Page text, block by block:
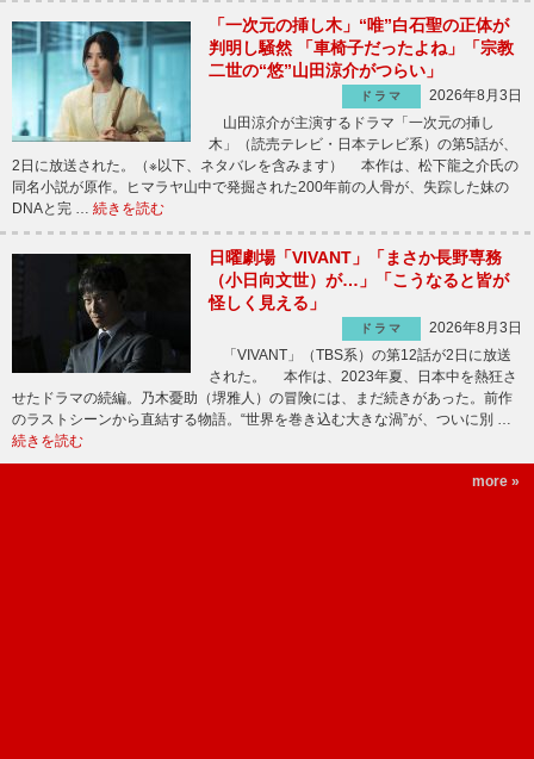
「一次元の挿し木」“唯”白石聖の正体が
判明し騒然 「車椅子だったよね」「宗教
二世の“悠”山田涼介がつらい」
ドラマ
2026年8月3日
山田涼介が主演するドラマ「一次元の挿し
木」（読売テレビ・日本テレビ系）の第5話が、
2日に放送された。（※以下、ネタバレを含みます） 本作は、松下龍之介氏の
同名小説が原作。ヒマラヤ山中で発掘された200年前の人骨が、失踪した妹の
DNAと完 … 続きを読む
日曜劇場「VIVANT」「まさか長野専務
（小日向文世）が…」「こうなると皆が
怪しく見える」
ドラマ
2026年8月3日
「VIVANT」（TBS系）の第12話が2日に放送
された。 本作は、2023年夏、日本中を熱狂さ
せたドラマの続編。乃木憂助（堺雅人）の冒険には、まだ続きがあった。前作
のラストシーンから直結する物語。“世界を巻き込む大きな渦”が、ついに別 …
続きを読む
more »